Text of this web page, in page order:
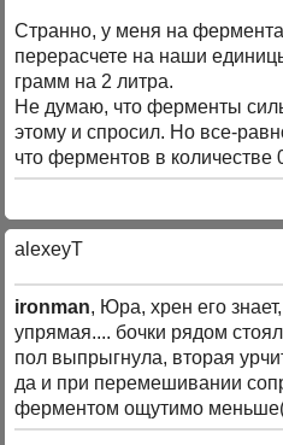
Странно, у меня на
перерасчете на наши
грамм на 2 литра.
Не думаю, что ферменты
этому и спросил. Но все-
что ферментов в количестве
alexeyT
ironman, Юра, хрен его
упрямая.... бочки рядом
пол выпрыгнула, вторая
да и при перемешивании
ферментом ощутимо